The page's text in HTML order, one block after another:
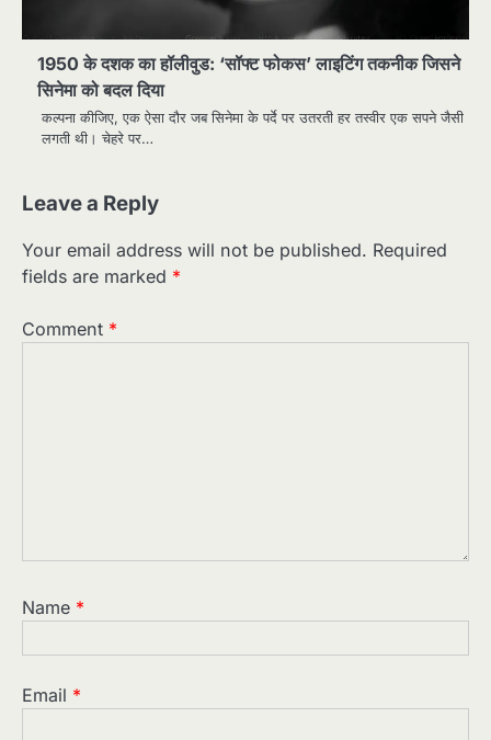
1950 के दशक का हॉलीवुड: ‘सॉफ्ट फोकस’ लाइटिंग तकनीक जिसने
सिनेमा को बदल दिया
कल्पना कीजिए, एक ऐसा दौर जब सिनेमा के पर्दे पर उतरती हर तस्वीर एक सपने जैसी
लगती थी। चेहरे पर…
Leave a Reply
Your email address will not be published. Required
fields are marked *
Comment *
Name *
Email *